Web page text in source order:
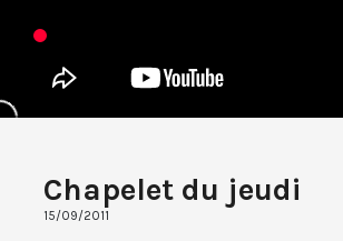
Chapelet du jeudi
15/09/2011